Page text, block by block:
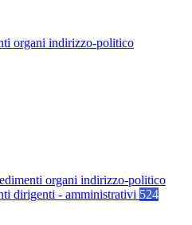
organi indirizzo-politico
organi indirizzo-politico
dirigenti - amministrativi 524